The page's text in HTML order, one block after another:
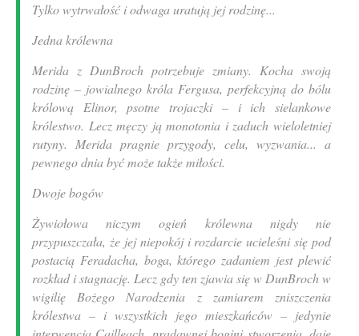
Tylko wytrwałość i odwaga uratują jej rodzinę...
Jedna królewna
Merida z DunBroch potrzebuje zmiany. Kocha swoją
rodzinę – jowialnego króla Fergusa, perfekcyjną do bólu
królową Elinor, psotne trojaczki – i ich sielankowe
królestwo. Lecz męczy ją monotonia i zaduch wieloletniej
rutyny. Merida pragnie przygody, celu, wyzwania... a
pewnego dnia być może także miłości.
Dwoje bogów
Żywiołowa niczym ogień królewna nigdy nie
przypuszczała, że jej niepokój i rozdarcie ucieleśni się pod
postacią Feradacha, boga, którego zadaniem jest plewić
rozkład i stagnację. Lecz gdy ten zjawia się w DunBroch w
wigilię Bożego Narodzenia z zamiarem zniszczenia
królestwa – i wszystkich jego mieszkańców – jedynie